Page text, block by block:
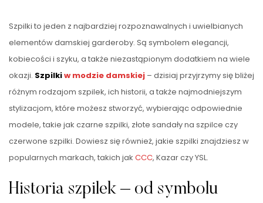
Szpilki to jeden z najbardziej rozpoznawalnych i uwielbianych
elementów damskiej garderoby. Są symbolem elegancji,
kobiecości i szyku, a także niezastąpionym dodatkiem na wiele
okazji. Szpilkiw modzie damskiej – dzisiaj przyjrzymy się bliżej
różnym rodzajom szpilek, ich historii, a także najmodniejszym
stylizacjom, które możesz stworzyć, wybierając odpowiednie
modele, takie jak czarne szpilki, złote sandały na szpilce czy
czerwone szpilki. Dowiesz się również, jakie szpilki znajdziesz w
popularnych markach, takich jak CCC, Kazar czy YSL.
Historia szpilek – od symbolu